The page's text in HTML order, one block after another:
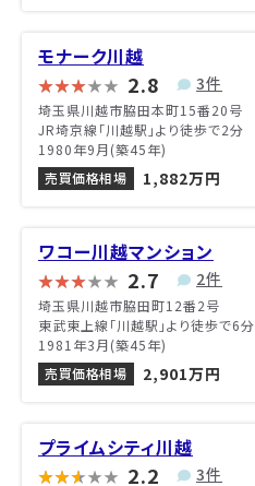
モナーク川越
2.8 3件
埼玉県川越市脇田本町15番20号
JR埼京線「川越駅」より徒歩で2分
1980年9月(築45年)
売買価格相場
1,882万円
ワコー川越マンション
2.7 2件
埼玉県川越市脇田町12番2号
東武東上線「川越駅」より徒歩で6分
1981年3月(築45年)
売買価格相場
2,901万円
プライムシティ川越
2.2 3件